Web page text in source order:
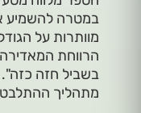
במטרה להשמיע
מוותרות על
הרווחת
בשביל חזה
מתהליך